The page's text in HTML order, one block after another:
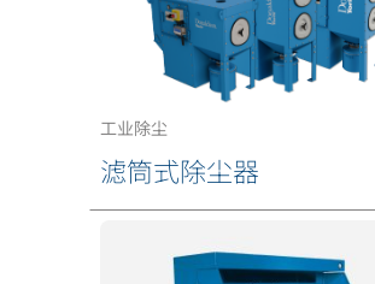
工业除尘
滤筒式除尘器